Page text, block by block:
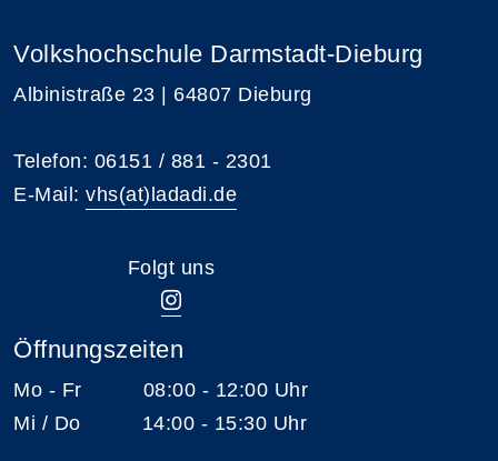
Volkshochschule Darmstadt-Dieburg
Albinistraße 23 | 64807 Dieburg
Telefon: 06151 / 881 - 2301
E-Mail: vhs(at)ladadi.de
Folgt uns
Öffnungszeiten
Mo - Fr 08:00 - 12:00 Uhr
Mi / Do 14:00 - 15:30 Uhr